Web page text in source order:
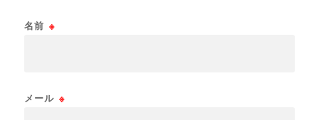
名前 ※
メール ※